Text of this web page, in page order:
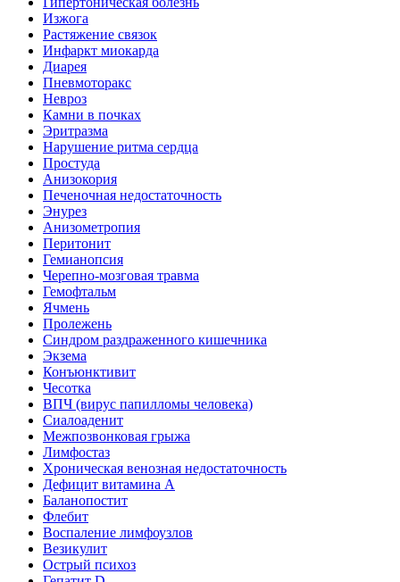
Изжога
Растяжение связок
Инфаркт миокарда
Диарея
Пневмоторакс
Невроз
Камни в почках
Эритразма
Нарушение ритма сердца
Простуда
Анизокория
Печеночная недостаточность
Энурез
Анизометропия
Перитонит
Гемианопсия
Черепно-мозговая травма
Гемофтальм
Ячмень
Пролежень
Синдром раздраженного кишечника
Экзема
Конъюнктивит
Чесотка
ВПЧ (вирус папилломы человека)
Сиалоаденит
Межпозвонковая грыжа
Лимфостаз
Хроническая венозная недостаточность
Дефицит витамина А
Баланопостит
Флебит
Воспаление лимфоузлов
Везикулит
Острый психоз